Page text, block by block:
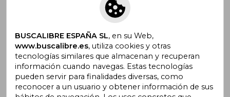
Suscríbete para recibir ofertas y
promociones
¿Necesitas ayuda?
Ir a Centro de Soporte
BUSCALIBRE ESPAÑA SL, en su Web,
www.buscalibre.es, utiliza cookies y otras
tecnologías similares que almacenan y recuperan
información cuando navegas. Estas tecnologías
pueden servir para finalidades diversas, como
reconocer a un usuario y obtener información de sus